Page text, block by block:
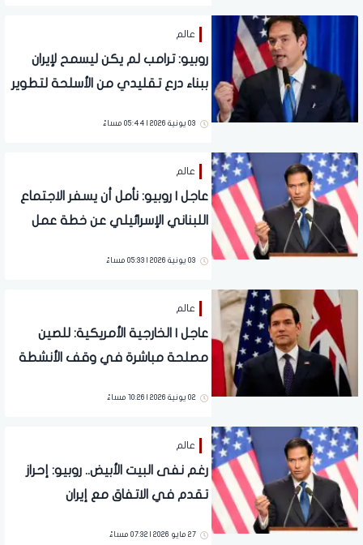
عالم
روبيو: ترامب لم يكن ليسمح لإيران
ببناء درع تقليدي من الأسلحة لتطوير
03 يونية 2026 | 05:44 مساءً
عالم
عاجل | روبيو: نأمل أن يسفر الاجتماع
اللبناني الإسرائيلي عن خطة عمل
03 يونية 2026 | 05:33 مساءً
عالم
عاجل | الخارجية الأمريكية: للصين
مصلحة مباشرة في وقف الأنشطة
02 يونية 2026 | 10:26 مساءً
عالم
رغم نفى البيت الأبيض.. روبيو: إحراز
تقدم في الاتفاق مع إيران
27 مايو 2026 | 07:32 مساءً